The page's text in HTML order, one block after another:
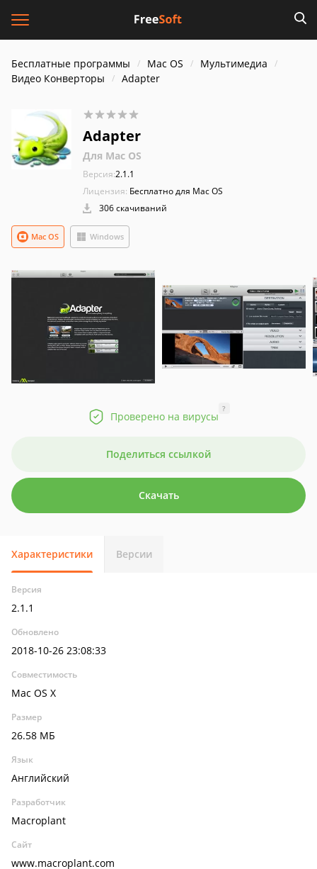
Бесплатные программы Mac OS
Мультимедиа
Видео Конверторы
Adapter
Adapter
Для Mac OS
Версия:2.1.1
Лицензия: Бесплатно для Mac OS
306 скачиваний
Mac OS Windows
Проверено на вирусы
?
Поделиться ссылкой
Скачать
Характеристики Версии
Версия
2.1.1
Обновлено
2018-10-26 23:08:33
Совместимость
Mac OS X
Размер
26.58 МБ
Язык
Английский
Разработчик
Macroplant
Сайт
www.macroplant.com